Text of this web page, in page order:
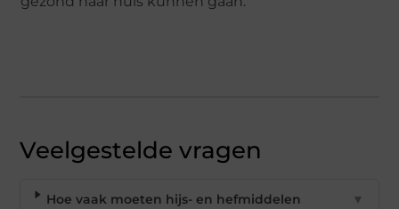
Veelgestelde vragen
Hoe vaak moeten hijs- en hefmiddelen
▼